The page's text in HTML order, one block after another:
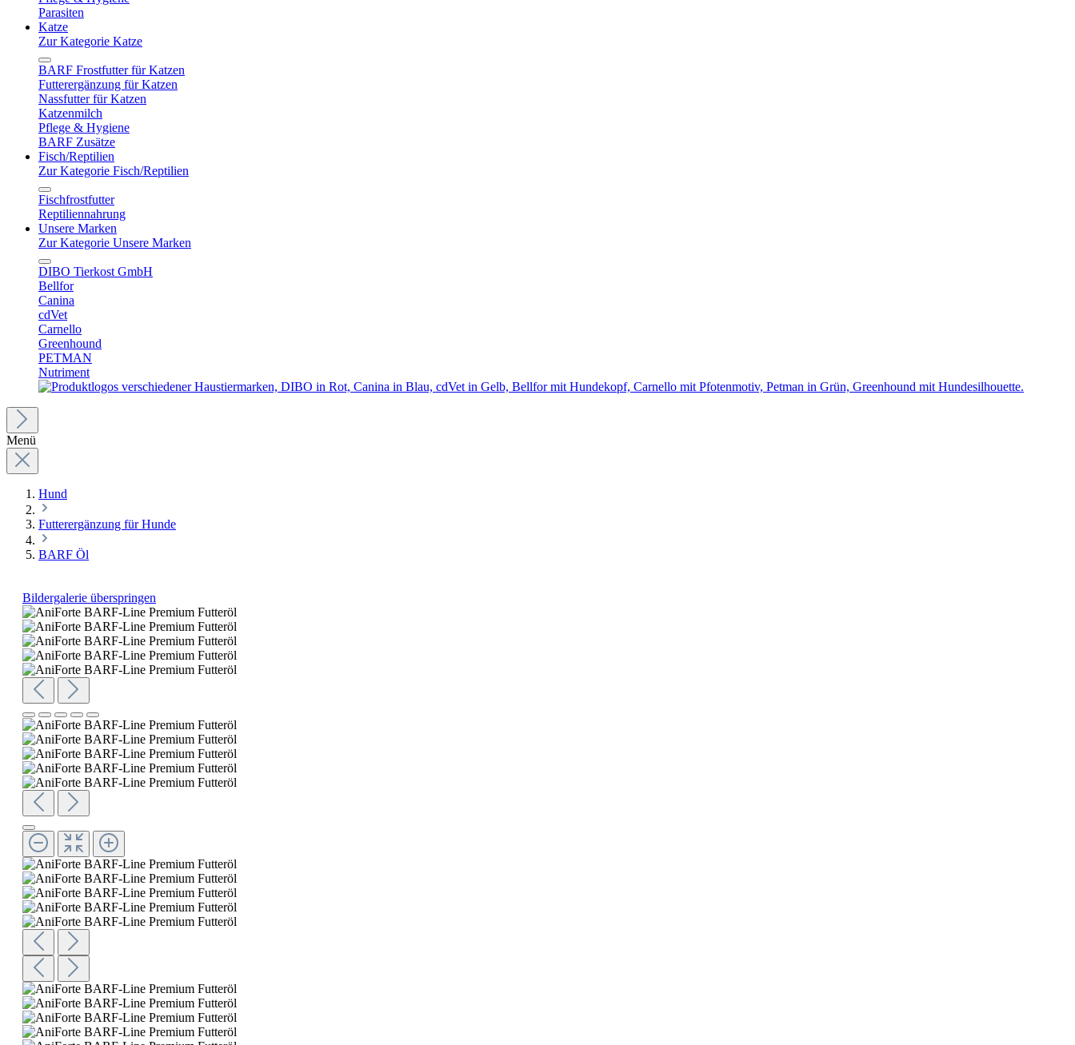
Parasiten
Katze
Zur Kategorie Katze
BARF Frostfutter für Katzen
Futterergänzung für Katzen
Nassfutter für Katzen
Katzenmilch
Pflege & Hygiene
BARF Zusätze
Fisch/Reptilien
Zur Kategorie Fisch/Reptilien
Fischfrostfutter
Reptiliennahrung
Unsere Marken
Zur Kategorie Unsere Marken
DIBO Tierkost GmbH
Bellfor
Canina
cdVet
Carnello
Greenhound
PETMAN
Nutriment
Menü
Hund
Futterergänzung für Hunde
BARF Öl
Bildergalerie überspringen